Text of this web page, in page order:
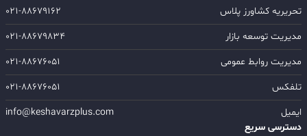
تحریریه کشاورز پلاس
۰۲۱-۸۸۶۷۹۱۶۲
مدیریت توسعه بازار
۰۲۱-۸۸۶۷۹۸۳۴
مدیریت روابط عمومی
۰۲۱-۸۸۶۷۶۰۵۱
تلفکس
۰۲۱-۸۸۶۷۶۰۵۱
ایمیل
info@keshavarzplus.com
دسترسی سریع